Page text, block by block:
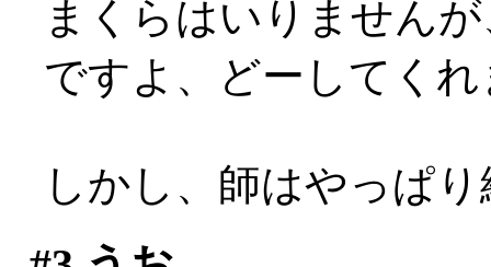
まくらはいりません
ですよ、どーしてく
しかし、師はやっぱ